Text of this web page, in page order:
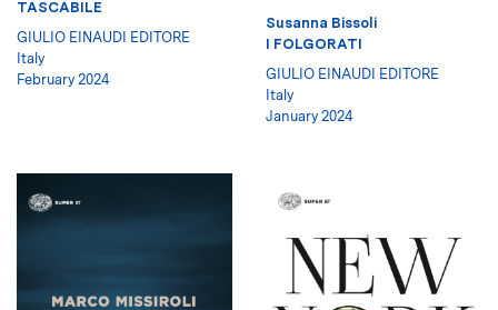
TASCABILE
GIULIO EINAUDI EDITORE
Italy
February 2024
Susanna Bissoli
I FOLGORATI
GIULIO EINAUDI EDITORE
Italy
January 2024